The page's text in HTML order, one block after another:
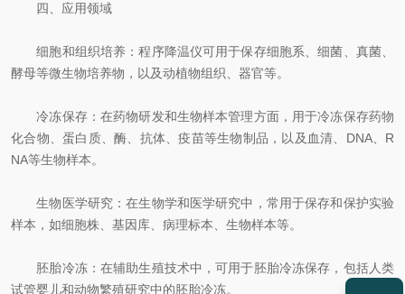
四、应用领域
细胞和组织培养：程序降温仪可用于保存细胞系、细菌、真菌、
酵母等微生物培养物，以及动植物组织、器官等。
冷冻保存：在药物研发和生物样本管理方面，用于冷冻保存药物
化合物、蛋白质、酶、抗体、疫苗等生物制品，以及血清、DNA、R
NA等生物样本。
生物医学研究：在生物学和医学研究中，常用于保存和保护实验
样本，如细胞株、基因库、病理标本、生物样本等。
胚胎冷冻：在辅助生殖技术中，可用于胚胎冷冻保存，包括人类
试管婴儿和动物繁殖研究中的胚胎冷冻。